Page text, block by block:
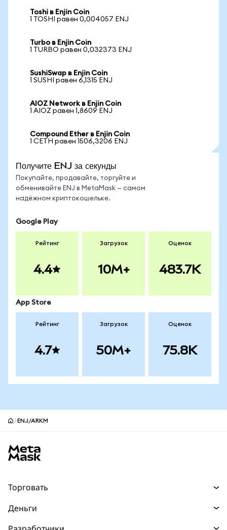
Toshi в Enjin Coin
1 TOSHI равен 0,004057 ENJ
Turbo в Enjin Coin
1 TURBO равен 0,032373 ENJ
SushiSwap в Enjin Coin
1 SUSHI равен 6,1315 ENJ
AIOZ Network в Enjin Coin
1 AIOZ равен 1,8609 ENJ
Compound Ether в Enjin Coin
1 CETH равен 1506,3206 ENJ
Получите ENJ за секунды
Покупайте, продавайте, торгуйте и
обменивайте ENJ в MetaMask — самом
надёжном криптокошельке.
Google Play
Рейтинг
4.4
Загрузок
10M+
Оценок
483.7K
App Store
Рейтинг
4.7
Загрузок
50M+
Оценок
75.8K
ENJ/ARKM
Торговать
Деньги